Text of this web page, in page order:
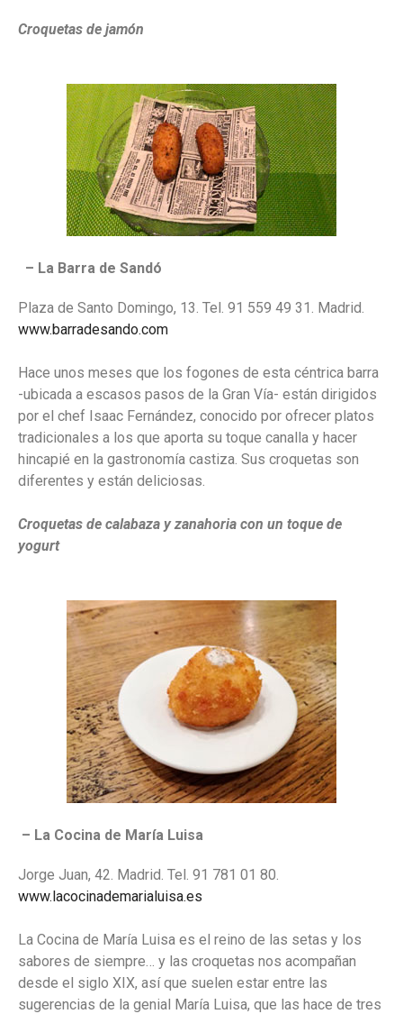
Croquetas de jamón
– La Barra de Sandó
Plaza de Santo Domingo, 13. Tel. 91 559 49 31. Madrid.
www.barradesando.com
Hace unos meses que los fogones de esta céntrica barra
-ubicada a escasos pasos de la Gran Vía- están dirigidos
por el chef Isaac Fernández, conocido por ofrecer platos
tradicionales a los que aporta su toque canalla y hacer
hincapié en la gastronomía castiza. Sus croquetas son
diferentes y están deliciosas.
Croquetas de calabaza y zanahoria con un toque de
yogurt
– La Cocina de María Luisa
Jorge Juan, 42. Madrid. Tel. 91 781 01 80.
www.lacocinademarialuisa.es
La Cocina de María Luisa es el reino de las setas y los
sabores de siempre… y las croquetas nos acompañan
desde el siglo XIX, así que suelen estar entre las
sugerencias de la genial María Luisa, que las hace de tres